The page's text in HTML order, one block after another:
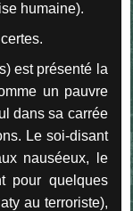
humaine).
est présenté la
un pauvre
dans sa carrée
Le soi-disant
nauséeux, le
pour quelques
au terroriste),